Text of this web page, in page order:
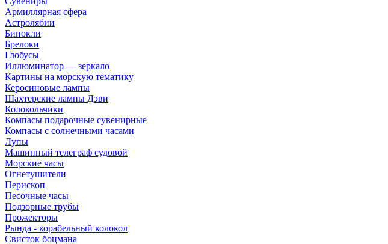
Армиллярная сфера
Астролябии
Бинокли
Брелоки
Глобусы
Иллюминатор — зеркало
Картины на морскую тематику
Керосиновые лампы
Шахтерские лампы Дэви
Колокольчики
Компасы подарочные сувенирные
Компасы с солнечными часами
Лупы
Машинный телеграф судовой
Морские часы
Огнетушители
Перископ
Песочные часы
Подзорные трубы
Прожекторы
Рында - корабельный колокол
Свисток боцмана